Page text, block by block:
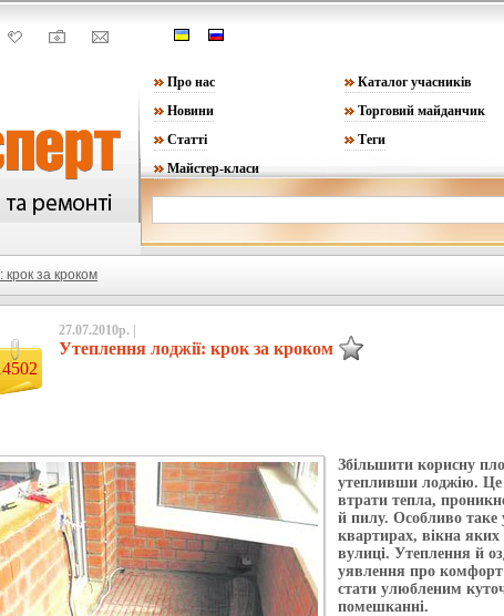
Про нас Каталог учасників
Новини
Торговий майданчик
Статті
Теги
Майстер-класи
крок за кроком
27.07.2010р. |
Утеплення лоджії: крок за кроком
Збільшити корисну
утепливши лоджію. Це
втрати тепла,
й пилу. Особливо таке
квартирах, вікна яких
вулиці. Утеплення й
уявлення про
стати улюбленим
помешканні.